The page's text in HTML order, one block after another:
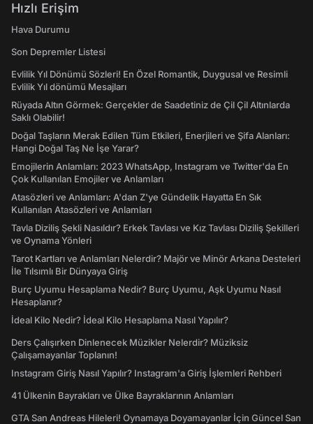
Hızlı Erişim
Hava Durumu
Son Depremler Listesi
Evlilik Yıl Dönümü Sözleri! En Özel Romantik, Duygusal ve Resimli
Evlilik Yıl dönümü Mesajları
Rüyada Altın Görmek: Gerçekler de Saadetiniz de Çil Çil Altınlarda
Saklı Olabilir!
Doğal Taşların Merak Edilen Tüm Etkileri, Enerjileri ve Şifa Alanları:
Hangi Doğal Taş Ne İşe Yarar?
Emojilerin Anlamları: 2023 WhatsApp, Instagram ve Twitter'da En
Çok Kullanılan Emojiler ve Anlamları
Atasözleri ve Anlamları: A'dan Z'ye Gündelik Hayatta En Sık
Kullanılan Atasözleri ve Anlamları
Tavla Diziliş Şekli Nasıldır? Erkek Tavlası ve Kız Tavlası Diziliş Şekilleri
ve Oynama Yönleri
Tarot Kartları ve Anlamları Nelerdir? Majör ve Minör Arkana Desteleri
İle Tılsımlı Bir Dünyaya Giriş
Burç Uyumu Hesaplama Nedir? Burç Uyumu, Aşk Uyumu Nasıl
Hesaplanır?
İdeal Kilo Nedir? İdeal Kilo Hesaplama Nasıl Yapılır?
Ders Çalışırken Dinlenecek Müzikler Nelerdir? Müziksiz
Çalışamayanlar Toplanın!
Instagram Giriş Nasıl Yapılır? Instagram'a Giriş İşlemleri Rehberi
41 Ülkenin Bayrakları ve Ülke Bayraklarının Anlamları
GTA San Andreas Hileleri! Oynamaya Doyamayanlar İçin Güncel San